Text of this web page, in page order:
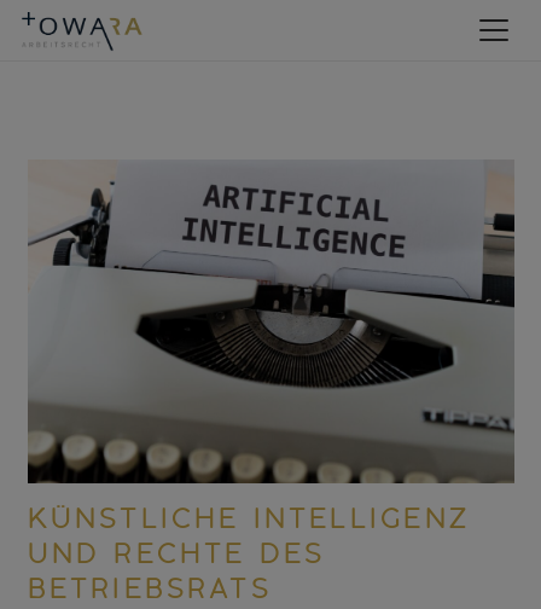
KÜNSTLICHE INTELLIGENZ
UND RECHTE DES
BETRIEBSRATS